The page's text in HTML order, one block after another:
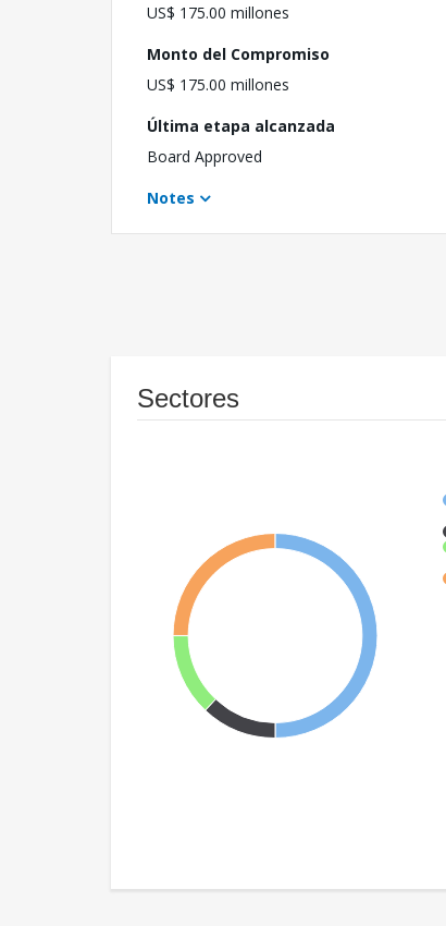
US$ 175.00 millones
Monto del Compromiso
US$ 175.00 millones
Última etapa alcanzada
Board Approved
Notes
Sectores